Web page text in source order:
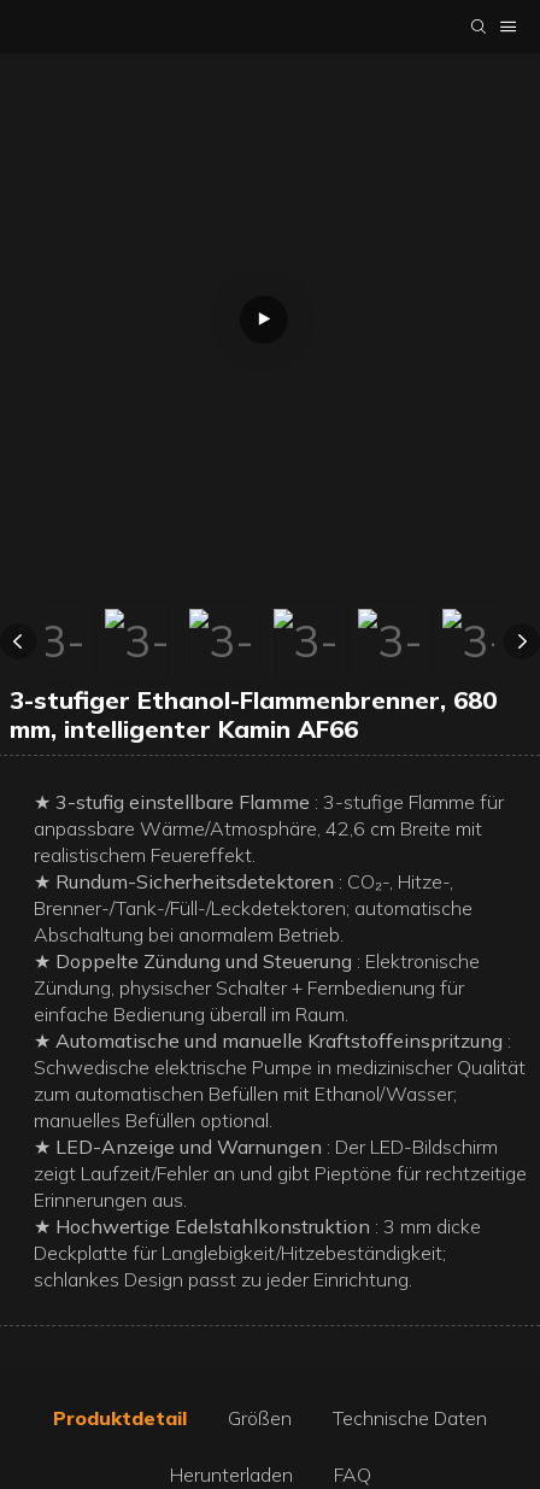
3-stufiger Ethanol-Flammenbrenner, 680
mm, intelligenter Kamin AF66
★ 3-stufig einstellbare Flamme : 3-stufige Flamme für
anpassbare Wärme/Atmosphäre, 42,6 cm Breite mit
realistischem Feuereffekt.
★ Rundum-Sicherheitsdetektoren : CO₂-, Hitze-,
Brenner-/Tank-/Füll-/Leckdetektoren; automatische
Abschaltung bei anormalem Betrieb.
★ Doppelte Zündung und Steuerung : Elektronische
Zündung, physischer Schalter + Fernbedienung für
einfache Bedienung überall im Raum.
★ Automatische und manuelle Kraftstoffeinspritzung :
Schwedische elektrische Pumpe in medizinischer Qualität
zum automatischen Befüllen mit Ethanol/Wasser;
manuelles Befüllen optional.
★ LED-Anzeige und Warnungen : Der LED-Bildschirm
zeigt Laufzeit/Fehler an und gibt Pieptöne für rechtzeitige
Erinnerungen aus.
★ Hochwertige Edelstahlkonstruktion : 3 mm dicke
Deckplatte für Langlebigkeit/Hitzebeständigkeit;
schlankes Design passt zu jeder Einrichtung.
Produktdetail Größen Technische Daten
Herunterladen FAQ